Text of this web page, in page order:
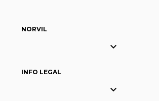
NORVIL

INFO LEGAL
